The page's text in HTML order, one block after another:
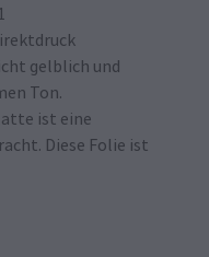
gelblich und
Ton.
ist eine
Diese Folie ist